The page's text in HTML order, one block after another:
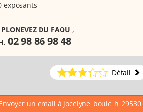
exposants
DU FAOU ,
, 02 98 86 98 48
Détail
Envoyer un email à jocelyne_boulc_h_29530